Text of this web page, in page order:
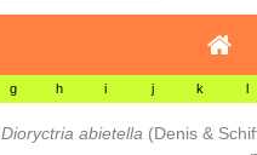
g h i j k l
Dioryctria abietella (Denis &